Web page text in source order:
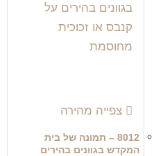
צפייה מהירה
8012 – תמונה של בית
המקדש בגוונים בהירים